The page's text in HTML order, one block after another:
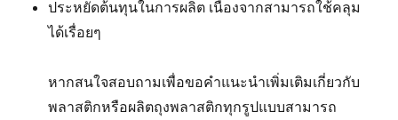
ประหยัดต้นทุนในการผลิต เนื่องจากสามารถใช้คลุม
ได้เรื่อยๆ
หากสนใจสอบถามเพื่อขอคำแนะนำเพิ่มเติมเกี่ยวกับ
พลาสติกหรือผลิตถุงพลาสติกทุกรูปแบบสามารถ